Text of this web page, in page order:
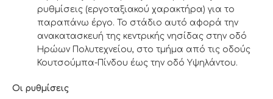
ρυθμίσεις (εργοταξιακού χαρακτήρα) για το
παραπάνω έργο. Το στάδιο αυτό αφορά την
ανακατασκευή της κεντρικής νησίδας στην οδό
Ηρώων Πολυτεχνείου, στο τμήμα από τις οδούς
Κουτσούμπα-Πίνδου έως την οδό Υψηλάντου.
Οι ρυθμίσεις